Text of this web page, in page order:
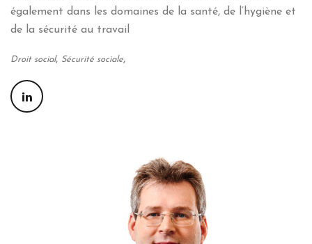
également dans les domaines de la santé, de l’hygiène et
de la sécurité au travail
Droit social, Sécurité sociale,